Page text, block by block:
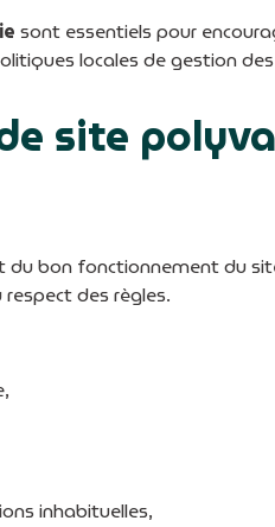
sont essentiels pour
locales de gestion
site
du bon fonctionnement du
des règles.
inhabituelles,